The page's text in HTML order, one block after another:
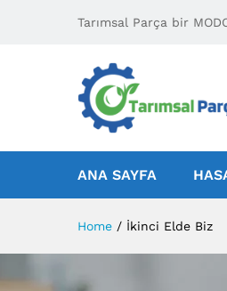
Tarımsal Parça bir
ANA SAYFA
Home / İkinci Elde Biz